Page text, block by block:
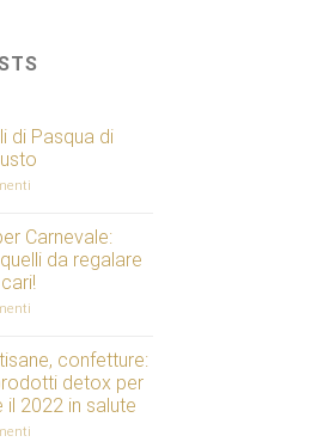
di Pasqua di
Carnevale:
da regalare
tisane, confetture:
detox per
il 2022 in salute